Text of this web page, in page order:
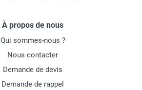
À propos de nous
Qui sommes-nous ?
Nous contacter
Demande de devis
Demande de rappel